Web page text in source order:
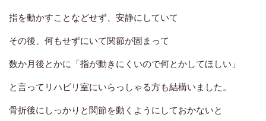
指を動かすことなどせず、安静にしていて
その後、何もせずにいて関節が固まって
数か月後とかに「指が動きにくいので何とかしてほしい」
と言ってリハビリ室にいらっしゃる方も結構いました。
骨折後にしっかりと関節を動くようにしておかないと